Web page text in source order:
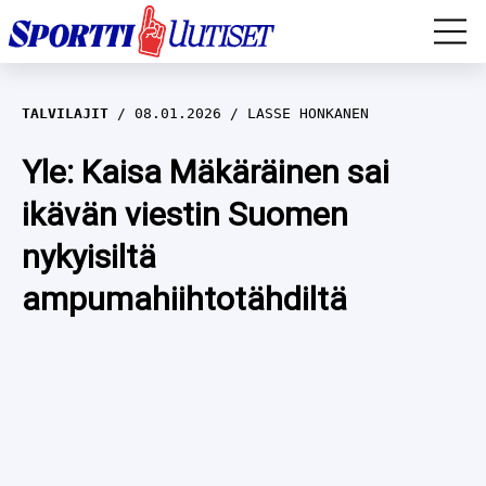
EM-YLEISURHEILU
JÄÄKIEKKO
YLEISURHEILU
WILMA HELTELÄ
TALVILAJIT
TALVILAJIT 08.01.2026 LASSE HONKANEN
Yle: Kaisa Mäkäräinen sai
ikävän viestin Suomen
nykyisiltä
ampumahiihtotähdiltä